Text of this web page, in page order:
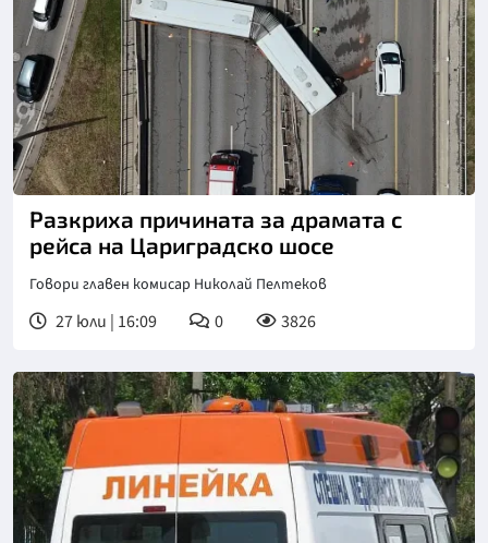
Снимка: БТА
Разкриха причината за драмата с
рейса на Цариградско шосе
Говори главен комисар Николай Пелтеков
27 юли | 16:09 0 3826